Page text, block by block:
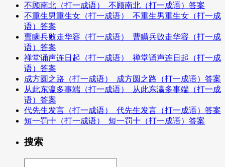
不顾南北（打一成语）_不顾南北（打一成语）答案
不重生男重生女（打一成语）_不重生男重生女（打一成
语）答案
曹瞒兵败走华容（打一成语）_曹瞒兵败走华容（打一成
语）答案
禅堂诵声连日起（打一成语）_禅堂诵声连日起（打一成
语）答案
成方圆之路（打一成语）_成方圆之路（打一成语）答案
从此东瀛多事端（打一成语）_从此东瀛多事端（打一成
语）答案
代先生发言（打一成语）_代先生发言（打一成语）答案
短一罚十（打一成语）_短一罚十（打一成语）答案
搜索